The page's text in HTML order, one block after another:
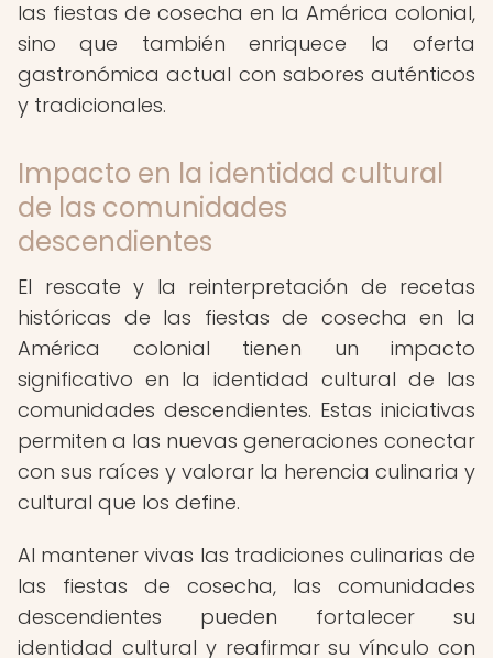
las fiestas de cosecha en la América colonial,
sino que también enriquece la oferta
gastronómica actual con sabores auténticos
y tradicionales.
Impacto en la identidad cultural
de las comunidades
descendientes
El rescate y la reinterpretación de recetas
históricas de las fiestas de cosecha en la
América colonial tienen un impacto
significativo en la identidad cultural de las
comunidades descendientes. Estas iniciativas
permiten a las nuevas generaciones conectar
con sus raíces y valorar la herencia culinaria y
cultural que los define.
Al mantener vivas las tradiciones culinarias de
las fiestas de cosecha, las comunidades
descendientes pueden fortalecer su
identidad cultural y reafirmar su vínculo con